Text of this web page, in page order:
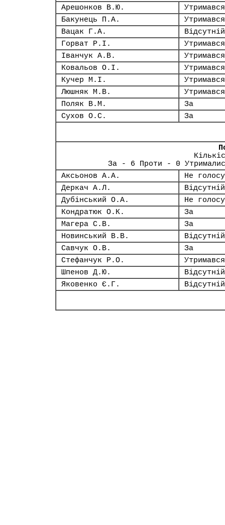
Арешонков В.Ю.
Утримався
Бакунець П.А.
Утримався
Вацак Г.А.
Відсутній
Горват Р.І.
Утримався
Іванчук А.В.
Утримався
Ковальов О.І.
Утримався
Кучер М.І.
Утримався
Люшняк М.В.
Утримався
Поляк В.М.
За
Сухов О.С.
За
За - 6 Проти - 0
Аксьонов А.А.
Не
Деркач А.Л.
Відсутній
Дубінський О.А.
Не
Кондратюк О.К.
За
Магера С.В.
За
Новинський В.В.
Відсутній
Савчук О.В.
За
Стефанчук Р.О.
Утримався
Шпенов Д.Ю.
Відсутній
Яковенко Є.Г.
Відсутній